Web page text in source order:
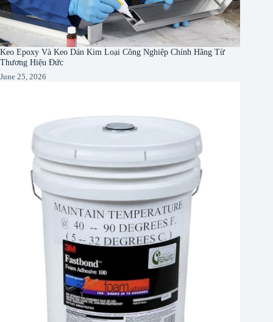
Keo Epoxy Và Keo Dán Kim Loại Công Nghiệp Chính Hãng Từ
Thương Hiệu Đức
June 25, 2026